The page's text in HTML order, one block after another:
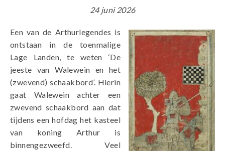
24 juni 2026
Een van de Arthurlegendes is
ontstaan in de toenmalige
Lage Landen, te weten ‘De
jeeste van Walewein en het
(zwevend) schaakbord’. Hierin
gaat Walewein achter een
zwevend schaakbord aan dat
tijdens een hofdag het kasteel
van koning Arthur is
binnengezweefd. Veel